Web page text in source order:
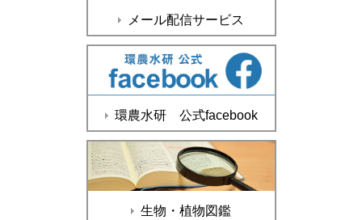
メール配信サービス
環農水研 公式facebook
生物・植物図鑑